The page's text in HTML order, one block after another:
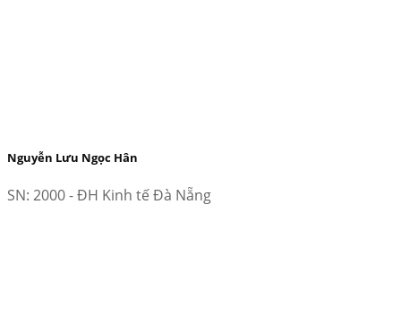
Nguyễn Lưu Ngọc Hân
SN: 2000 - ĐH Kinh tế Đà Nẵng